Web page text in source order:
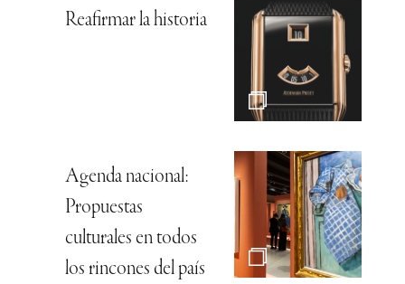
Reafirmar la historia
Agenda nacional:
Propuestas
culturales en todos
los rincones del país